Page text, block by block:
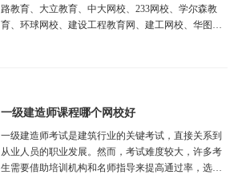
路教育、大立教育、中大网校、233网校、学尔森教
育、环球网校、建设工程教育网、建工网校、华图教
一级建造师课程哪个网校好
一级建造师考试是建筑行业的关键考试，直接关系到
从业人员的职业发展。然而，考试难度较大，许多考
生需要借助培训机构和名师指导来提高通过率，选择